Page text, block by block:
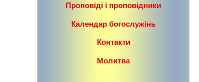
Проповіді і проповідники
Календар богослужінь
Контакти
Молитва